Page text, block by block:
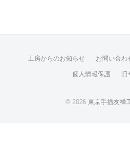
工房からのお知らせ お問い合わ
個人情報保護
© 2026 東京手描友禅